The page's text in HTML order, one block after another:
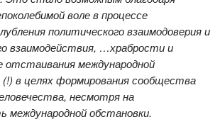
воле в процессе
политического взаимодоверия и
взаимодействия, …храбрости и
отстаивания международной
в целях формирования сообщества
несмотря на
международной обстановки.